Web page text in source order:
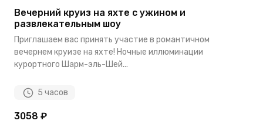
Вечерний круиз на яхте с ужином и
развлекательным шоу
Приглашаем вас принять участие в романтичном
вечернем круизе на яхте! Ночные иллюминации
курортного Шарм-эль-Шей...
5 часов
3058 ₽